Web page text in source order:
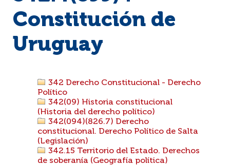
Constitución de
Uruguay
342 Derecho Constitucional - Derecho
Político
342(09) Historia constitucional
(Historia del derecho político)
342(094)(826.7) Derecho
constitucional. Derecho Político de Salta
(Legislación)
342.15 Territorio del Estado. Derechos
de soberanía (Geografía política)